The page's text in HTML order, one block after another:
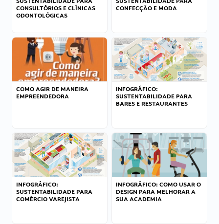
CONSULTÓRIOS E CLÍNICAS
ODONTOLÓGICAS
CONFECÇÃO E MODA
COMO AGIR DE MANEIRA
EMPREENDEDORA
INFOGRÁFICO:
SUSTENTABILIDADE PARA
BARES E RESTAURANTES
INFOGRÁFICO:
SUSTENTABILIDADE PARA
COMÉRCIO VAREJISTA
INFOGRÁFICO: COMO USAR O
DESIGN PARA MELHORAR A
SUA ACADEMIA